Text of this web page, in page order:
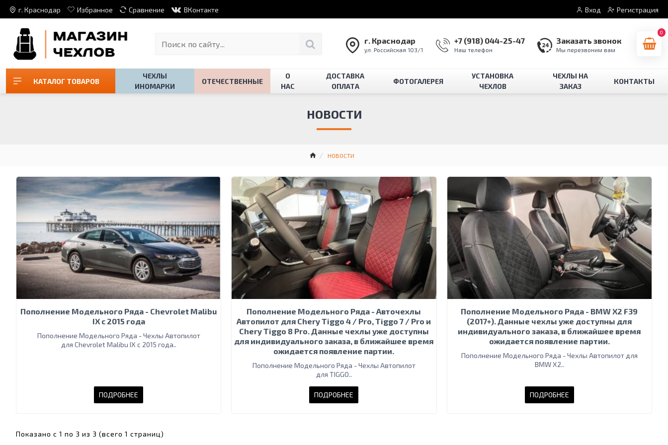
г. Краснодар Избранное Сравнение ВКонтакте Вход Регистрация
г. Краснодар
ул. Российская 103/1
+7 (918) 044-25-47
Наш телефон
Заказать звонок
Мы перезвоним вам
0
КАТАЛОГ ТОВАРОВ
ЧЕХЛЫ
ИНОМАРКИ
ОТЕЧЕСТВЕННЫЕ
О
НАС
ДОСТАВКА
ОПЛАТА
ФОТОГАЛЕРЕЯ
УСТАНОВКА
ЧЕХЛОВ
ЧЕХЛЫ НА
ЗАКАЗ
КОНТАКТЫ
НОВОСТИ
НОВОСТИ
Пополнение Модельного Ряда - Chevrolet Malibu
IX c 2015 года
Пополнение Модельного Ряда - Чехлы Автопилот
для Chevrolet Malibu IX c 2015 года..
ПОДРОБНЕЕ
Пополнение Модельного Ряда - Авточехлы
Автопилот для Chery Tiggo 4 / Pro, Tiggo 7 / Pro и
Chery Tiggo 8 Pro. Данные чехлы уже доступны
для индивидуального заказа, в ближайшее время
ожидается появление партии.
Пополнение Модельного Ряда - Чехлы Автопилот
для TIGGO..
ПОДРОБНЕЕ
Пополнение Модельного Ряда - BMW X2 F39
(2017+). Данные чехлы уже доступны для
индивидуального заказа, в ближайшее время
ожидается появление партии.
Пополнение Модельного Ряда - Чехлы Автопилот для
BMW X2..
ПОДРОБНЕЕ
Показано с 1 по 3 из 3 (всего 1 страниц)